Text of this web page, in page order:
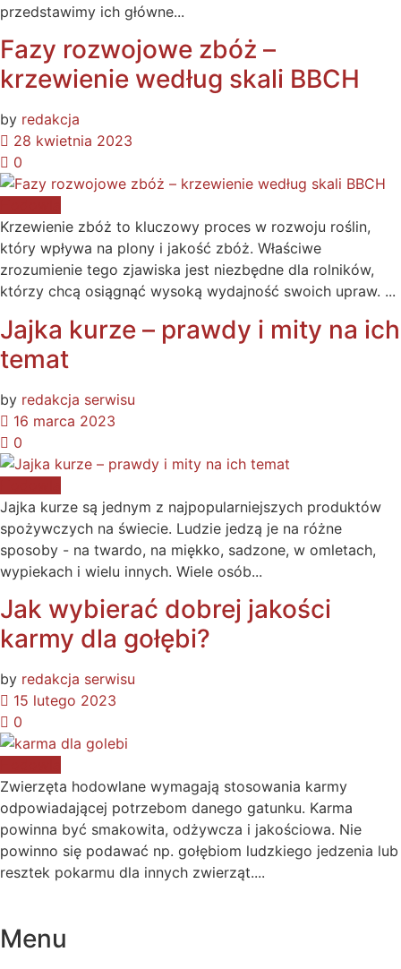
przedstawimy ich główne...
Fazy rozwojowe zbóż –
krzewienie według skali BBCH
by redakcja
28 kwietnia 2023
0
Krzewienie zbóż to kluczowy proces w rozwoju roślin,
który wpływa na plony i jakość zbóż. Właściwe
zrozumienie tego zjawiska jest niezbędne dla rolników,
którzy chcą osiągnąć wysoką wydajność swoich upraw. ...
Jajka kurze – prawdy i mity na ich
temat
by redakcja serwisu
16 marca 2023
0
Jajka kurze są jednym z najpopularniejszych produktów
spożywczych na świecie. Ludzie jedzą je na różne
sposoby - na twardo, na miękko, sadzone, w omletach,
wypiekach i wielu innych. Wiele osób...
Jak wybierać dobrej jakości
karmy dla gołębi?
by redakcja serwisu
15 lutego 2023
0
Zwierzęta hodowlane wymagają stosowania karmy
odpowiadającej potrzebom danego gatunku. Karma
powinna być smakowita, odżywcza i jakościowa. Nie
powinno się podawać np. gołębiom ludzkiego jedzenia lub
resztek pokarmu dla innych zwierząt....
Menu